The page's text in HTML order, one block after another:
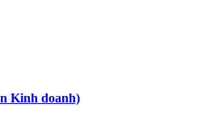
Kinh doanh)